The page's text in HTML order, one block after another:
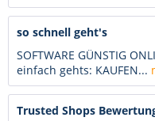
so schnell geht's
SOFTWARE GÜNSTIG
einfach gehts: KAUFEN...
Trusted Shops